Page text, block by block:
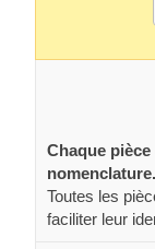
Chaque
nomenclature.
Toutes les
faciliter leur